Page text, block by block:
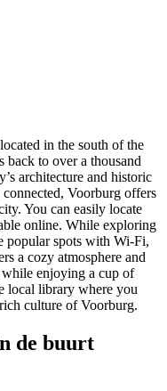
in the south of the
back to over a thousand
architecture and historic
Voorburg offers
You can easily locate
online. While exploring
popular spots with Wi-Fi,
a cozy atmosphere and
enjoying a cup of
local library where you
culture of Voorburg.
de buurt